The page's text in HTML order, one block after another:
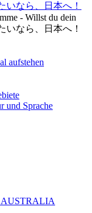
いなら、日本へ！
- Willst du dein
いなら、日本へ！
aufstehen
und Sprache